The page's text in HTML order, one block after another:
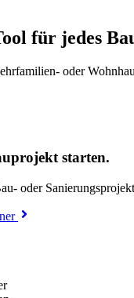
für jedes
oder
starten.
oder